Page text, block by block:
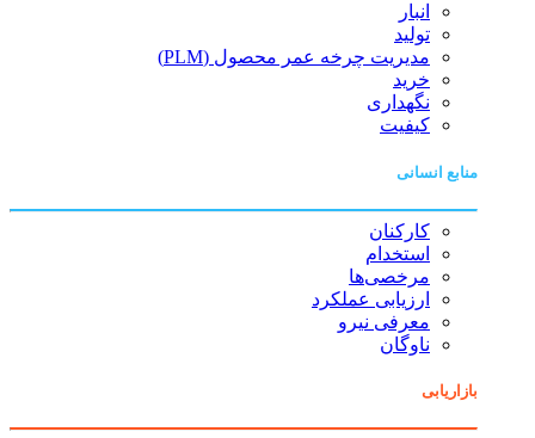
انبار
تولید
مدیریت چرخه عمر محصول (PLM)
خرید
نگهداری
کیفیت
منابع انسانی
کارکنان
استخدام
مرخصی‌ها
ارزیابی عملکرد
معرفی نیرو
ناوگان
بازاریابی